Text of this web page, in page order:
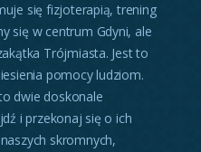
się fizjoterapią, trening
się w centrum Gdyni, ale
Trójmiasta. Jest to
pomocy ludziom.
dwie doskonale
i przekonaj się o ich
skromnych,